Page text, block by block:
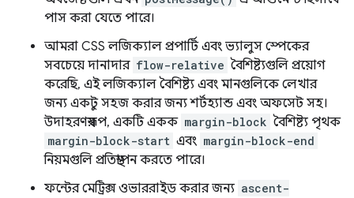
পাস করা যেতে পারে।
আমরা CSS লজিক্যাল প্রপার্টি এবং ভ্যালুস স্পেকের
সবচেয়ে দানাদার flow-relative বৈশিষ্ট্যগুলি প্রয়োগ
করেছি, এই লজিক্যাল বৈশিষ্ট্য এবং মানগুলিকে লেখার
জন্য একটু সহজ করার জন্য শর্টহ্যান্ড এবং অফসেট সহ।
উদাহরণস্বরূপ, একটি একক margin-block বৈশিষ্ট্য পৃথক
margin-block-start এবং margin-block-end
নিয়মগুলি প্রতিস্থাপন করতে পারে।
ফন্টের মেট্রিক্স ওভাররাইড করার জন্য ascent-